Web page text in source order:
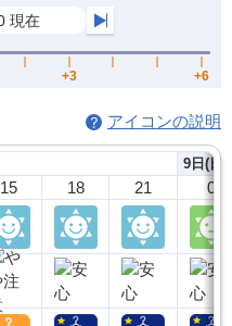
アイコンの説明
15 18 21
9日(日)
0